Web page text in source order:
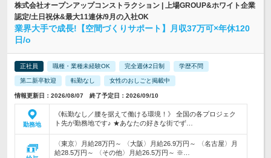
株式会社オープンアップコンストラクション | 上場GROUP&ホワイト企業
認定/土日祝休&最大11連休/9月の入社OK
業界大手で成長!【空間づくりサポート】月収37万可×年休120
日/o
正社員 職種・業種未経験OK 完全週休2日制 学歴不問
第二新卒歓迎 転勤なし 女性のおしごと掲載中
情報更新日：2026/08/07 終了予定日：2026/09/10
勤務地
《転勤なし／腰を据えて働ける環境！》 全国の各プロジェク
ト先が勤務地です♪ ★あなたの好きな街でず…
〈東京〉月給28万円～ 〈大阪〉月給26.9万円～ 〈名古屋〉月
給28.5万円～ 〈その他〉月給26.5万円～ ※…